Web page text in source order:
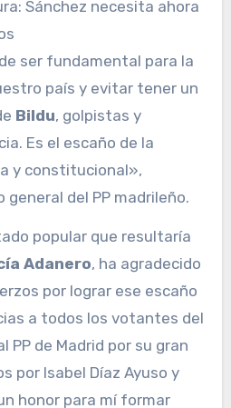
Sánchez necesita ahora
ser fundamental para la
país y evitar tener un
Bildu, golpistas y
Es el escaño de la
y constitucional»,
del PP madrileño.
popular que resultaría
Adanero, ha agradecido
por lograr ese escaño
a todos los votantes del
PP de Madrid por su gran
por Isabel Díaz Ayuso y
honor para mí formar